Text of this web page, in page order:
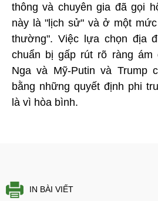
thông và chuyên gia đã gọi
này là "lịch sử" và ở một
thường". Việc lựa chọn địa
chuẩn bị gấp rút rõ ràng ám
Nga và Mỹ-Putin và Trump
bằng những quyết định phi
là vì hòa bình.
IN BÀI VIẾT